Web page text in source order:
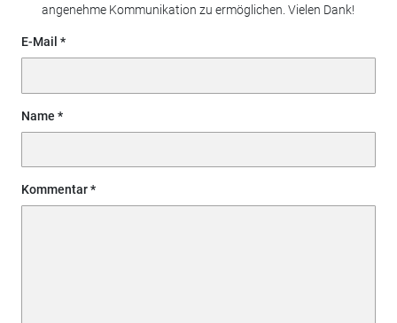
angenehme Kommunikation zu ermöglichen. Vielen Dank!
E-Mail
Name
Kommentar